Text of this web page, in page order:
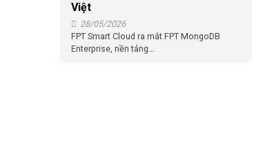
Việt
28/05/2026
FPT Smart Cloud ra mắt FPT MongoDB
Enterprise, nền tảng...